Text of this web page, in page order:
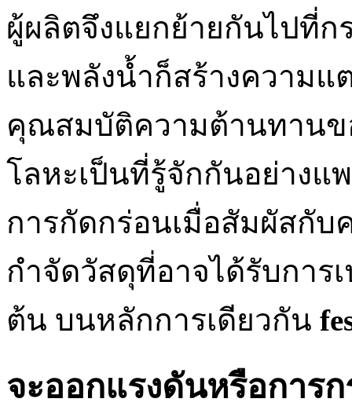
ผู้ผลิตจึงแยกย้ายกันไปที่
และพลังน้ำก็สร้างความแ
คุณสมบัติความต้านทานข
โลหะเป็นที่รู้จักกันอย่างแ
การกัดกร่อนเมื่อสัมผัสกั
กำจัดวัสดุที่อาจได้รับการ
ต้น บนหลักการเดียวกัน
จะออกแรงดันหรือการ